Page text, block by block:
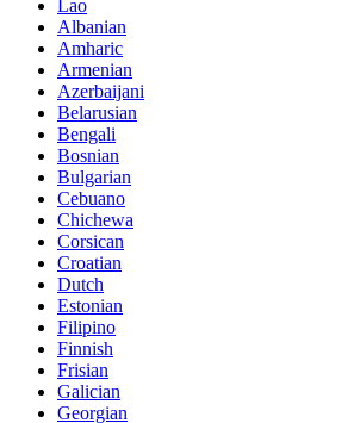
Lao
Albanian
Amharic
Armenian
Azerbaijani
Belarusian
Bengali
Bosnian
Bulgarian
Cebuano
Chichewa
Corsican
Croatian
Dutch
Estonian
Filipino
Finnish
Frisian
Galician
Georgian